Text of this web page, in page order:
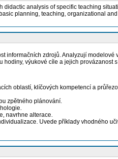
analysis of specific teaching
planning, teaching, organizational
zdrojů. Analyzují
výukové cíle a jejich provázanost
oblastí, klíčových kompetencí a
zpětného plánování.
navrhne alterace.
Uvede příklady vhodného